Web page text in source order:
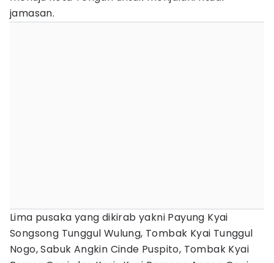
jamasan.
Lima pusaka yang dikirab yakni Payung Kyai
Songsong Tunggul Wulung, Tombak Kyai Tunggul
Nogo, Sabuk Angkin Cinde Puspito, Tombak Kyai